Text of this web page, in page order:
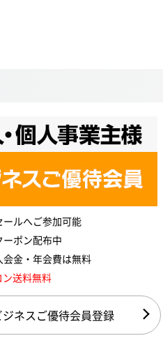
ールへご参加可能
ポン配布中
会金・年会費は無料
ン送料無料
ジネスご優待会員登録